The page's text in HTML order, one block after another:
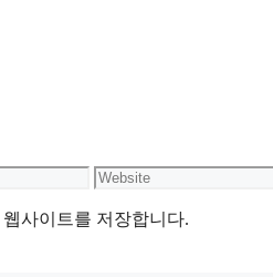
Website
사이트를 저장합니다.